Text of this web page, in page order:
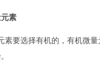
素
素要选择有机的，有机微